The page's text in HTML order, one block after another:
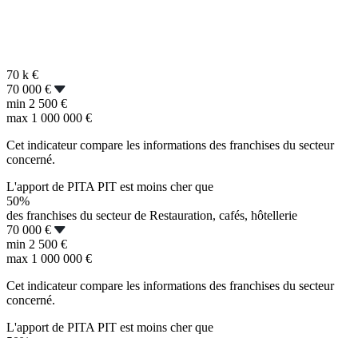
70 k €
70 000 €
min 2 500 €
max 1 000 000 €
Cet indicateur compare les informations des franchises du secteur
concerné.
L'apport de PITA PIT est moins cher que
50%
des franchises du secteur de Restauration, cafés, hôtellerie
70 000 €
min 2 500 €
max 1 000 000 €
Cet indicateur compare les informations des franchises du secteur
concerné.
L'apport de PITA PIT est moins cher que